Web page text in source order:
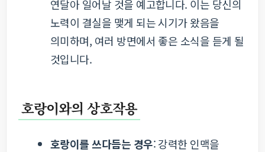
연달아 일어날 것을 예고합니다. 이는 당신의
노력이 결실을 맺게 되는 시기가 왔음을
의미하며, 여러 방면에서 좋은 소식을 듣게 될
것입니다.
호랑이와의 상호작용
호랑이를 쓰다듬는 경우: 강력한 인맥을